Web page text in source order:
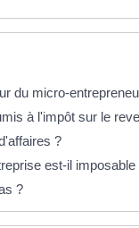
du micro-
à l'impôt sur le
?
est-il imposable
?